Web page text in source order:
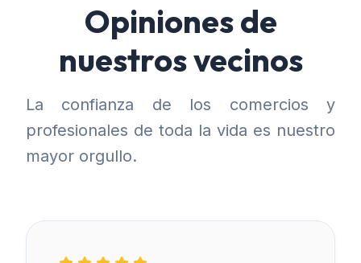
Opiniones de
nuestros vecinos
La confianza de los comercios y
profesionales de toda la vida es nuestro
mayor orgullo.